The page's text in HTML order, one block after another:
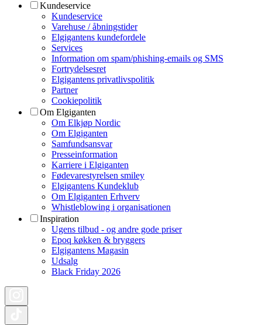
Kundeservice
Kundeservice
Varehuse / åbningstider
Elgigantens kundefordele
Services
Information om spam/phishing-emails og SMS
Fortrydelsesret
Elgigantens privatlivspolitik
Partner
Cookiepolitik
Om Elgiganten
Om Elkjøp Nordic
Om Elgiganten
Samfundsansvar
Presseinformation
Karriere i Elgiganten
Fødevarestyrelsen smiley
Elgigantens Kundeklub
Om Elgiganten Erhverv
Whistleblowing i organisationen
Inspiration
Ugens tilbud - og andre gode priser
Epoq køkken & bryggers
Elgigantens Magasin
Udsalg
Black Friday 2026